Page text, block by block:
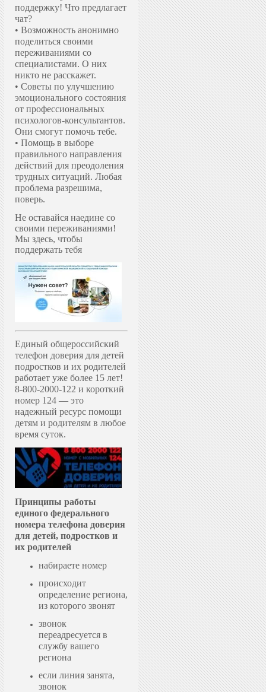
поддержку! Что предлагает
чат?
• Возможность анонимно
поделиться своими
переживаниями со
специалистами. О них
никто не расскажет.
• Советы по улучшению
эмоционального состояния
от профессиональных
психологов-консультантов.
Они смогут помочь тебе.
• Помощь в выборе
правильного направления
действий для преодоления
трудных ситуаций. Любая
проблема разрешима,
поверь.
Не оставайся наедине со
своими переживаниями!
Мы здесь, чтобы
поддержать тебя
Единый общероссийский
телефон доверия для детей
подростков и их родителей
работает уже более 15 лет!
8-800-2000-122 и короткий
номер 124 — это
надежный ресурс помощи
детям и родителям в любое
время суток.
Принципы работы
единого федерального
номера телефона доверия
для детей, подростков и
их родителей
набираете номер
происходит
определение региона,
из которого звонят
звонок
переадресуется в
службу вашего
региона
если линия занята,
звонок